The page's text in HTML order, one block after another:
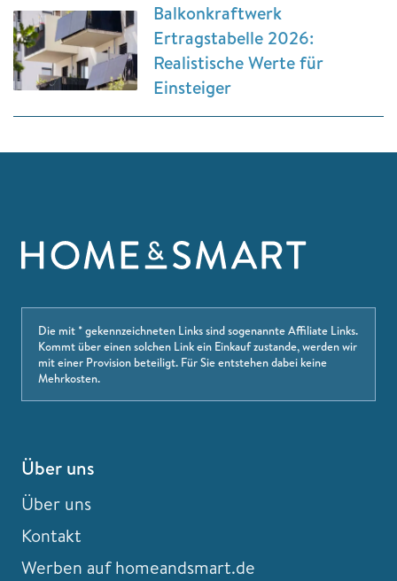
Balkonkraftwerk
Ertragstabelle 2026:
Realistische Werte für
Einsteiger
Die mit * gekennzeichneten Links sind sogenannte Affiliate Links.
Kommt über einen solchen Link ein Einkauf zustande, werden wir
mit einer Provision beteiligt. Für Sie entstehen dabei keine
Mehrkosten.
Über uns
Über uns
Kontakt
Werben auf homeandsmart.de